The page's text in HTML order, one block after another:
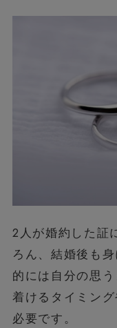
2人が婚約した証
ろん、結婚後も
的には自分の思
着けるタイミン
必要です。